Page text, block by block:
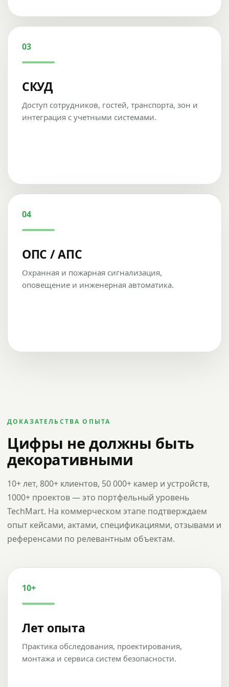
03
СКУД
Доступ сотрудников, гостей, транспорта, зон и
интеграция с учетными системами.
04
ОПС / АПС
Охранная и пожарная сигнализация,
оповещение и инженерная автоматика.
ДОКАЗАТЕЛЬСТВА ОПЫТА
Цифры не должны быть
декоративными
10+ лет, 800+ клиентов, 50 000+ камер и устройств,
1000+ проектов — это портфельный уровень
TechMart. На коммерческом этапе подтверждаем
опыт кейсами, актами, спецификациями, отзывами и
референсами по релевантным объектам.
10+
Лет опыта
Практика обследования, проектирования,
монтажа и сервиса систем безопасности.